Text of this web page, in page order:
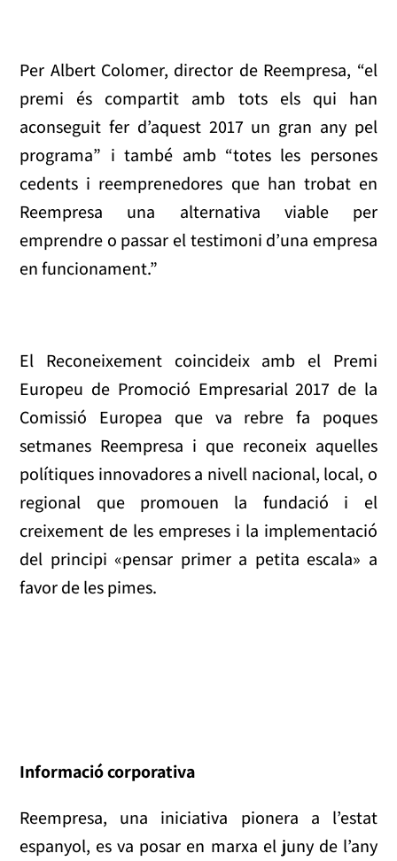
Per Albert Colomer, director de Reempresa, “el
premi és compartit amb tots els qui han
aconseguit fer d’aquest 2017 un gran any pel
programa” i també amb “totes les persones
cedents i reemprenedores que han trobat en
Reempresa una alternativa viable per
emprendre o passar el testimoni d’una empresa
en funcionament.”
El Reconeixement coincideix amb el Premi
Europeu de Promoció Empresarial 2017 de la
Comissió Europea que va rebre fa poques
setmanes Reempresa i que reconeix aquelles
polítiques innovadores a nivell nacional, local, o
regional que promouen la fundació i el
creixement de les empreses i la implementació
del principi «pensar primer a petita escala» a
favor de les pimes.
Informació corporativa
Reempresa, una iniciativa pionera a l’estat
espanyol, es va posar en marxa el juny de l’any